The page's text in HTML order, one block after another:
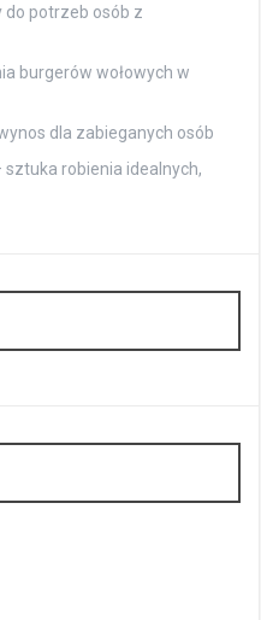
potrzeb osób z
burgerów wołowych w
dla zabieganych osób
robienia idealnych,